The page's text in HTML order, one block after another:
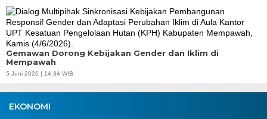
Gemawan Dorong Kebijakan Gender dan Iklim di
Mempawah
5 Juni 2026 | 14:34 WIB
EKONOMI